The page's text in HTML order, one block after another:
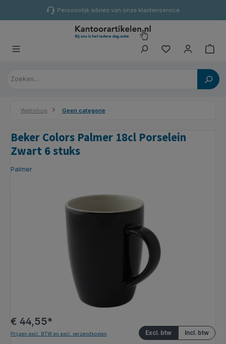
Persoonlijk advies van onze klantenservice
Webshop Geen categorie
Beker Colors Palmer 18cl Porselein
Zwart 6 stuks
Palmer
Afbeeldingengalerij overslaan
€ 44,55*
Incl. btw
Excl. btw
Prijzen excl. BTW en excl. verzendkosten